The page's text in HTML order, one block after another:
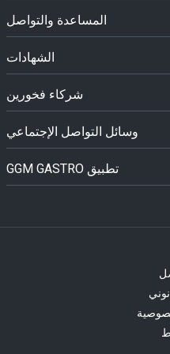
المساعدة والتواصل
الشهادات
شركاء فخورين
وسائل التواصل الإجتماعي
GGM GASTRO تطبيق